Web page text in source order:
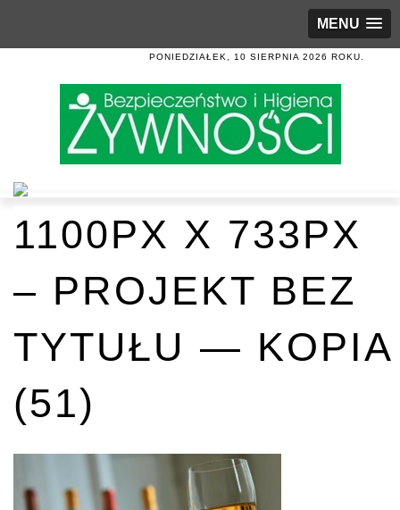
MENU
PONIEDZIAŁEK, 10 SIERPNIA 2026 ROKU.
1100PX X 733PX
– PROJEKT BEZ
TYTUŁU — KOPIA
(51)